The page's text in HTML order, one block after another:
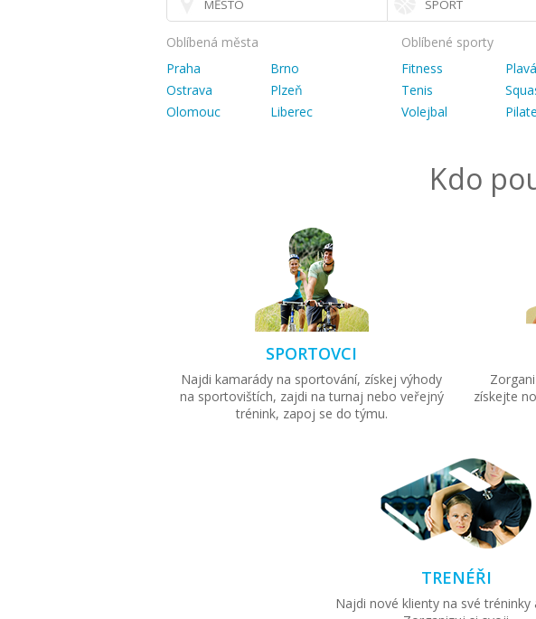
Oblíbená města
Praha
Brno
Ostrava
Plzeň
Olomouc
Liberec
Oblíbené sporty
Fitness
Tenis
Volejbal
Kdo
SPORTOVCI
Najdi kamarády na sportování, získej výhody
na sportovištích, zajdi na turnaj nebo veřejný
trénink, zapoj se do týmu.
získejte
TRENÉŘI
Najdi nové klienty na své tréninky